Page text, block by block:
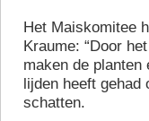
Het Maiskomitee
Kraume: “Door
maken de planten
lijden heeft gehad
schatten.